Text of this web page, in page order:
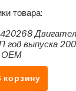
товара:
год выпуска
ОЕМ
корзину